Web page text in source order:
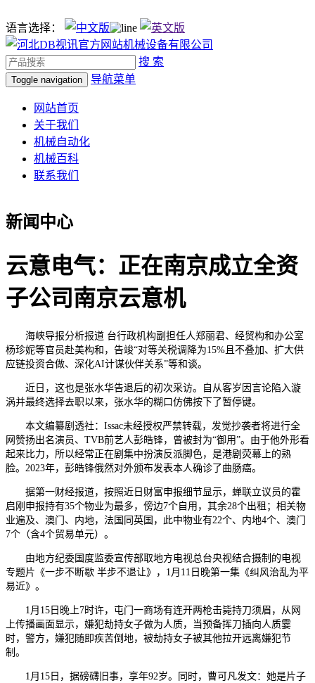
语言选择：
搜 索
Toggle navigation 导航菜单
网站首页
关于我们
机械自动化
机械百科
联系我们
新闻中心
云意电气：正在南京成立全资
子公司南京云意机
海峡导报分析报道 台行政机构副担任人郑丽君、经贸构和办公室
杨珍妮等官员赴美构和，告竣“对等关税调降为15%且不叠加、扩大供
应链投资合做、深化AI计谋伙伴关系”等和谈。
近日，这也是张水华告退后的初次采访。自从客岁因言论陷入漩
涡并最终选择去职以来，张水华的糊口仿佛按下了暂停键。
本文编纂剧透社：Issac未经授权严禁转载，发觉抄袭者将进行全
网赞扬出名演员、TVB前艺人彭皓锋，曾被封为“御用”。由于他外形看
起来比力，所以经常正在剧集中扮演反派脚色，是港剧荧幕上的熟
脸。2023年，彭皓锋俄然对外颁布发表本人确诊了曲肠癌。
据第一财经报道，按照近日财富申报细节显示，蝉联立议员的霍
启刚申报持有35个物业为最多，傍边7个自用，其余28个出租；相关物
业遍及、澳门、内地，法国同英国，此中物业有22个、内地4个、澳门
7个（含4个贸易单元）。
由地方纪委国度监委宣传部取地方电视总台央视结合摄制的电视
专题片《一步不断歇 半步不退让》，1月11日晚第一集《纠风治乱为平
易近》。
1月15日晚上7时许，屯门一商场有连开两枪击毙持刀须眉，从网
上传播画面显示，嫌犯劫持女子做为人质，当预备挥刀插向人质霎
时，警方，嫌犯随即疾苦倒地，被劫持女子被其他拉开远离嫌犯节
制。
1月15日，据磅礴旧事，享年92岁。同时，曹可凡发文：她是片子